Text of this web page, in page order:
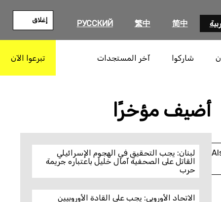
简中
繁中
РУССКИЙ إغلاق
شاركوا آخر المستجدات تبرعوا الآن
أضيف مؤخرًا
لبنان: يجب التحقيق في الهجوم الإسرائيلي
القاتل على الصحفية آمال خليل باعتباره جريمة
حرب
الاتحاد الأوروبي: يجب على القادة الأوروبيين